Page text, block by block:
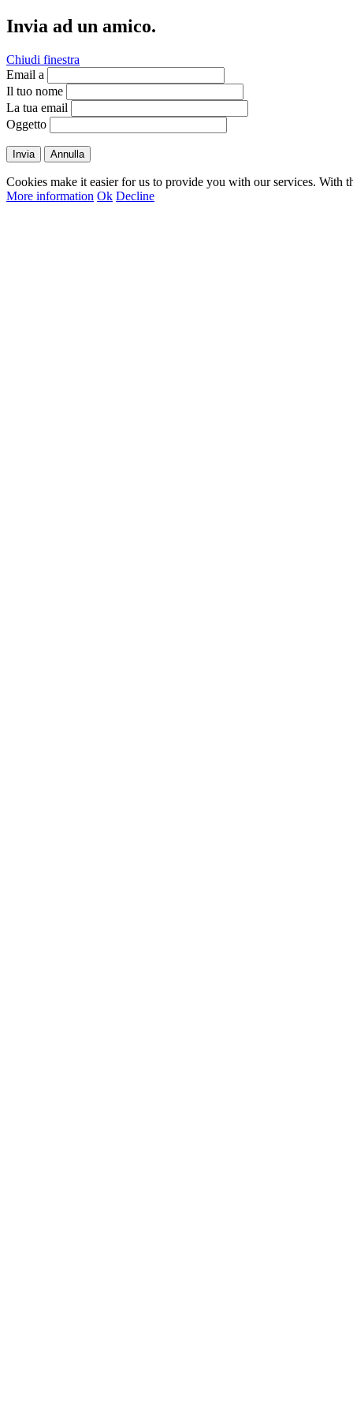
Invia ad un amico.
Chiudi finestra
Email a
Il tuo nome
La tua email
Oggetto
Invia Annulla
Cookies make it easier for us to provide you with our services. With
More information Ok Decline